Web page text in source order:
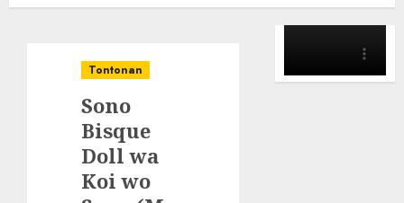
Tontonan
Sono
Bisque
Doll wa
Koi wo